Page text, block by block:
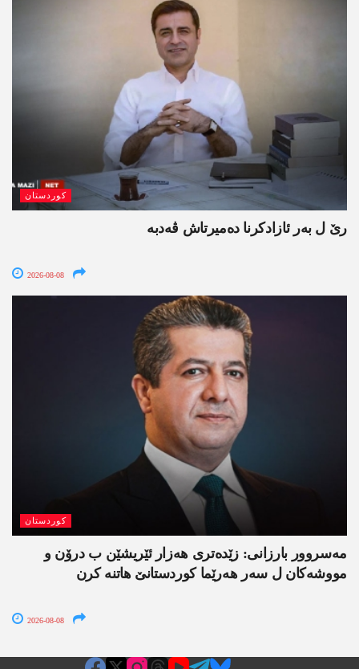
کوردستان
رێ ل بەر ئازادکرنا دەمیرتاش ڤەدبە
2026-08-08
کوردستان
مەسروور بارزانی: زێدەتری ھەزار ئێریشێن ب درۆن و
مووشەکان ل سەر ھەرێما کوردستانێ ھاتنە کرن
2026-08-08